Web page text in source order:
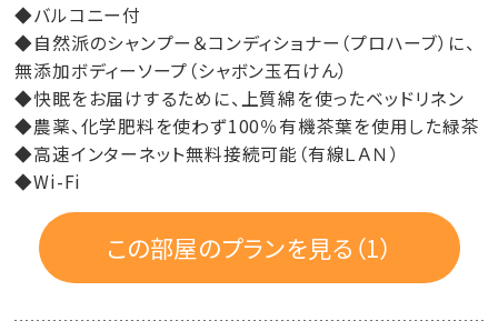
◆バルコニー付
◆自然派のシャンプー＆コンディショナー（プロハーブ）に、
無添加ボディーソープ（シャボン玉石けん）
◆快眠をお届けするために、上質綿を使ったベッドリネン
◆農薬、化学肥料を使わず100％有機茶葉を使用した緑茶
◆高速インターネット無料接続可能（有線ＬＡＮ）
◆Wi-Fi
この部屋のプランを見る（1）